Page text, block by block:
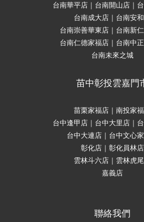
台南華平店｜台南開山店｜
台南成大店｜台南安
台南崇善華東店｜台南新
台南仁德家福店｜台南中
台南未來之城
苗中彰投雲嘉門
苗栗家福店｜南投家
台中逢甲店｜台中大里店｜
台中大連店｜台中文心
彰化店｜彰化員林店
雲林斗六店｜雲林虎
嘉義店
聯絡我們